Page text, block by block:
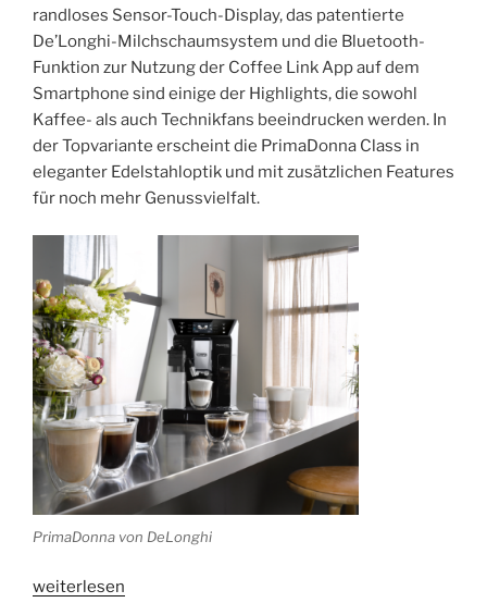
randloses Sensor-Touch-Display, das patentierte
De’Longhi-Milchschaumsystem und die Bluetooth-
Funktion zur Nutzung der Coffee Link App auf dem
Smartphone sind einige der Highlights, die sowohl
Kaffee- als auch Technikfans beeindrucken werden. In
der Topvariante erscheint die PrimaDonna Class in
eleganter Edelstahloptik und mit zusätzlichen Features
für noch mehr Genussvielfalt.
PrimaDonna von DeLonghi
„Die
weiterlesen